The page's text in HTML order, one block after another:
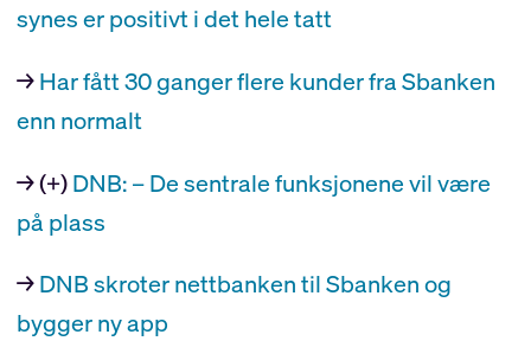
synes er positivt i det hele tatt
→Har fått 30 ganger flere kunder fra Sbanken
enn normalt
→ (+)DNB: – De sentrale funksjonene vil være
på plass
→DNB skroter nettbanken til Sbanken og
bygger ny app